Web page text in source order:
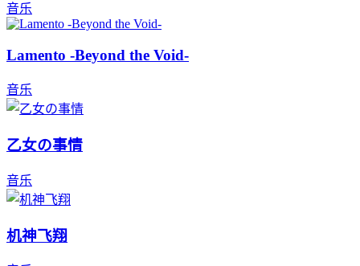
音乐
Lamento -Beyond the Void-
音乐
乙女の事情
音乐
机神飞翔